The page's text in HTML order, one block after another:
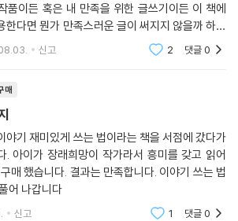
릿속에 산발적으로 떠다니는 아이디어와 갖가지
이야기의 뼈대를 만들도록 돕는 창작 노트 템플
나하나가 매우 중요할 뿐 아니라 서로 복잡하게
기 쉽게 설명해 놓았으므로 페이지를 한 장 한
게 이야기를 만들어 나가는 테크닉을 체득하게 될
품이든 혹은 내 만족을 위한 글쓰기이든 이 책에
한다면 뭔가 만족스러운 글이 써지지 않을까 하는
인적으로는 만족스러운 책이었다.
신고 2 댓글0
매
야기 재미있게 쓰는 법이라는 책을 서점에 갔다가
. 아이가 장래희망이 작가라서 흥미를 갖고 읽어
매 했습니다. 결과는 만족합니다. 이야기 쓰는 법
어 나갑니다
신고 1 댓글0